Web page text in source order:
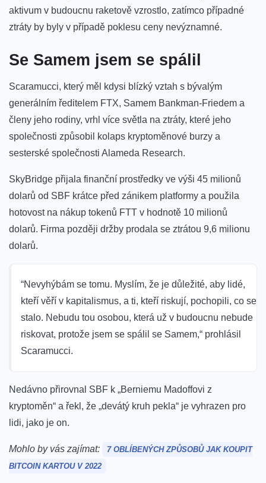
aktivum v budoucnu raketově vzrostlo, zatímco případné
ztráty by byly v případě poklesu ceny nevýznamné.
Se Samem jsem se spálil
Scaramucci, který měl kdysi blízký vztah s bývalým
generálním ředitelem FTX, Samem Bankman-Friedem a
členy jeho rodiny, vrhl více světla na ztráty, které jeho
společnosti způsobil kolaps kryptoměnové burzy a
sesterské společnosti Alameda Research.
SkyBridge přijala finanční prostředky ve výši 45 milionů
dolarů od SBF krátce před zánikem platformy a použila
hotovost na nákup tokenů FTT v hodnotě 10 milionů
dolarů. Firma později držby prodala se ztrátou 9,6 milionu
dolarů.
“Nevyhýbám se tomu. Myslím, že je důležité, aby lidé,
kteří věří v kapitalismus, a ti, kteří riskují, pochopili, co se
stalo. Nebudu tou osobou, která už v budoucnu nebude
riskovat, protože jsem se spálil se Samem,“ prohlásil
Scaramucci.
Nedávno přirovnal SBF k „Berniemu Madoffovi z
kryptoměn“ a řekl, že „devátý kruh pekla“ je vyhrazen pro
lidi, jako je on.
Mohlo by vás zajímat:
7 OBLÍBENÝCH ZPŮSOBŮ JAK KOUPIT
BITCOIN KARTOU V 2022